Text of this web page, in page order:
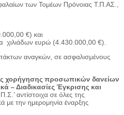
των Τομέων Πρόνοιας Τ.Π.ΑΣ.,
€) και
χιλιάδων ευρώ (4.430.000,00 €).
αναγκών, σε ασφαλισμένους
χορήγησης προσωπικών δανείων
– Διαδικασίες Έγκρισης και
αντίστοιχα σε όλες της
με την ημερομηνία έναρξης